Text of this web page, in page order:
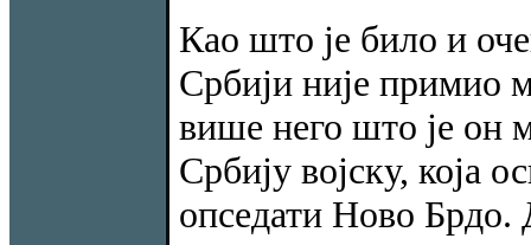
Као што је било и
Србији није примио
више него што је он
Србију војску, која
опседати Ново Брдо.